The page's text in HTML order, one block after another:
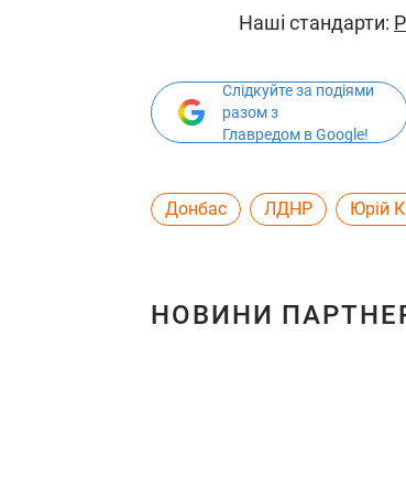
Наші стандарти:
Слідкуйте за подіями
разом з
Главредом в Google!
Донбас ЛДНР Юрій
НОВИНИ